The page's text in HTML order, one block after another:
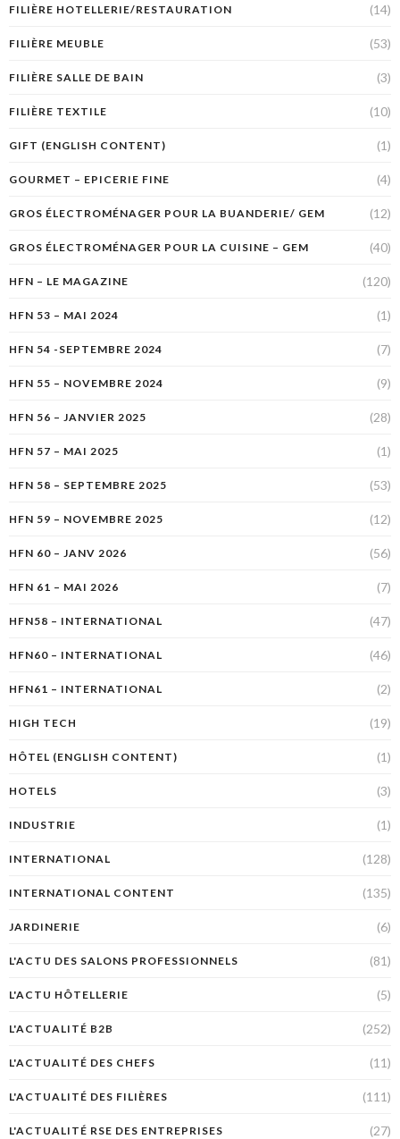
FILIÈRE HOTELLERIE/RESTAURATION (14)
FILIÈRE MEUBLE (53)
FILIÈRE SALLE DE BAIN (3)
FILIÈRE TEXTILE (10)
GIFT (ENGLISH CONTENT) (1)
GOURMET – EPICERIE FINE (4)
GROS ÉLECTROMÉNAGER POUR LA BUANDERIE/ GEM (12)
GROS ÉLECTROMÉNAGER POUR LA CUISINE – GEM (40)
HFN – LE MAGAZINE (120)
HFN 53 – MAI 2024 (1)
HFN 54 -SEPTEMBRE 2024 (7)
HFN 55 – NOVEMBRE 2024 (9)
HFN 56 – JANVIER 2025 (28)
HFN 57 – MAI 2025 (1)
HFN 58 – SEPTEMBRE 2025 (53)
HFN 59 – NOVEMBRE 2025 (12)
HFN 60 – JANV 2026 (56)
HFN 61 – MAI 2026 (7)
HFN58 – INTERNATIONAL (47)
HFN60 – INTERNATIONAL (46)
HFN61 – INTERNATIONAL (2)
HIGH TECH (19)
HÔTEL (ENGLISH CONTENT) (1)
HOTELS (3)
INDUSTRIE (1)
INTERNATIONAL (128)
INTERNATIONAL CONTENT (135)
JARDINERIE (6)
L'ACTU DES SALONS PROFESSIONNELS (81)
L'ACTU HÔTELLERIE (5)
L'ACTUALITÉ B2B (252)
L'ACTUALITÉ DES CHEFS (11)
L'ACTUALITÉ DES FILIÈRES (111)
L'ACTUALITÉ RSE DES ENTREPRISES (27)